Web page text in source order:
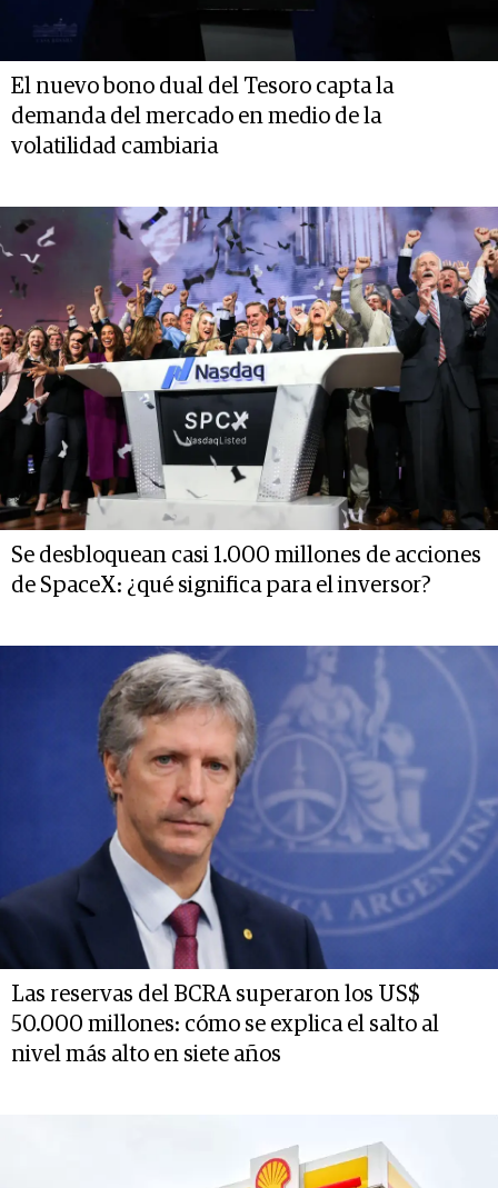
El nuevo bono dual del Tesoro capta la
demanda del mercado en medio de la
volatilidad cambiaria
Se desbloquean casi 1.000 millones de acciones
de SpaceX: ¿qué significa para el inversor?
Las reservas del BCRA superaron los US$
50.000 millones: cómo se explica el salto al
nivel más alto en siete años